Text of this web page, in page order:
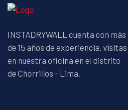
INSTADRYWALL cuenta con más
de 15 años de experiencia. visitas
en nuestra oficina en el distrito
de Chorrillos - Lima.